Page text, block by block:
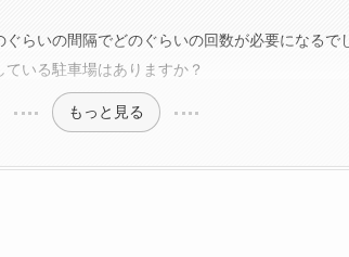
ぐらいの間隔でどのぐらいの回数が必要になるで
ている駐車場はありますか？
もっと見る